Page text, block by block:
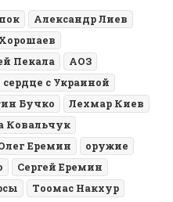
Александр Лиев
Пекала
АОЗ
с Украиной
Бучко
Лехмар Киев
Ковальчук
Еремин
оружие
Сергей Еремин
Тоомас Накхур